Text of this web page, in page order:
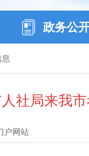
政务公
社局来我
户网站